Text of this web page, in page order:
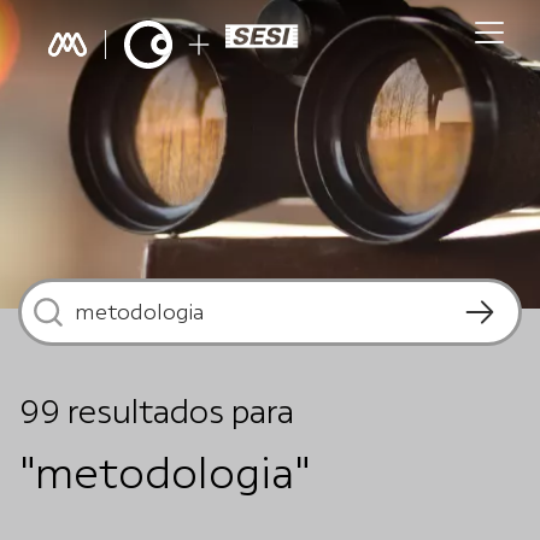
99 resultados para
"metodologia"